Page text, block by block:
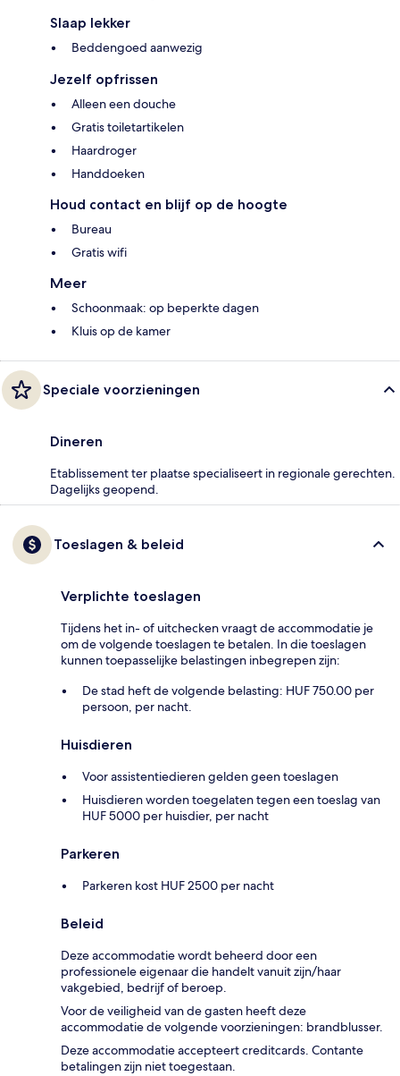
Slaap lekker
Beddengoed aanwezig
Jezelf opfrissen
Alleen een douche
Gratis toiletartikelen
Haardroger
Handdoeken
Houd contact en blijf op de hoogte
Bureau
Gratis wifi
Meer
Schoonmaak: op beperkte dagen
Kluis op de kamer
Speciale voorzieningen
Dineren
Etablissement ter plaatse specialiseert in regionale gerechten.
Dagelijks geopend.
Toeslagen & beleid
Verplichte toeslagen
Tijdens het in- of uitchecken vraagt de accommodatie je
om de volgende toeslagen te betalen. In die toeslagen
kunnen toepasselijke belastingen inbegrepen zijn:
De stad heft de volgende belasting: HUF 750.00 per
persoon, per nacht.
Huisdieren
Voor assistentiedieren gelden geen toeslagen
Huisdieren worden toegelaten tegen een toeslag van
HUF 5000 per huisdier, per nacht
Parkeren
Parkeren kost HUF 2500 per nacht
Beleid
Deze accommodatie wordt beheerd door een
professionele eigenaar die handelt vanuit zijn/haar
vakgebied, bedrijf of beroep.
Voor de veiligheid van de gasten heeft deze
accommodatie de volgende voorzieningen: brandblusser.
Deze accommodatie accepteert creditcards. Contante
betalingen zijn niet toegestaan.